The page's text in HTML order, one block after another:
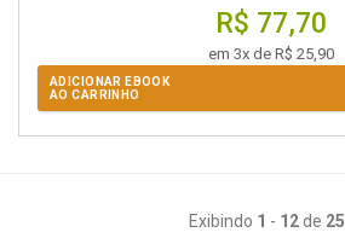
R$ 77,70
em 3x de R$ 25,90
ADICIONAR EBOOK
AO CARRINHO
Exibindo 1 - 12de 25